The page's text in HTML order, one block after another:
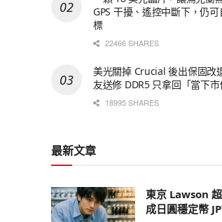
GPS 干擾、遙控中斷下，仍
標
22466 SHARES
美光關掉 Crucial 後出保固改
友送修 DDR5 只拿回「當下
18995 SHARES
最新文章
東京 Lawson
成日圓穩定幣